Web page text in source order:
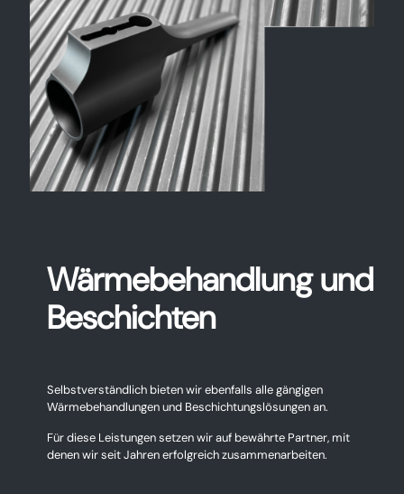
Wärme­behandlung und
Beschichten
Selbstverständlich bieten wir ebenfalls alle gängigen
Wärmebehandlungen und Beschichtungslösungen an.
Für diese Leistungen setzen wir auf bewährte Partner, mit
denen wir seit Jahren erfolgreich zusammenarbeiten.